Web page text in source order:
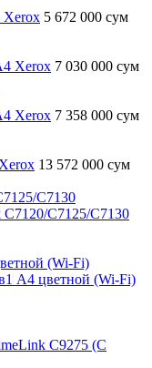
5 672 000 сум
Xerox 7 030 000 сум
Xerox 7 358 000 сум
13 572 000 сум
C7125/C7130
А4 цветной (Wi-Fi)